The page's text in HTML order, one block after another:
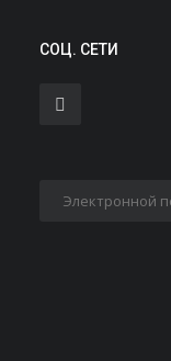
Август 2, 2026 3
СОЦ. СЕТИ